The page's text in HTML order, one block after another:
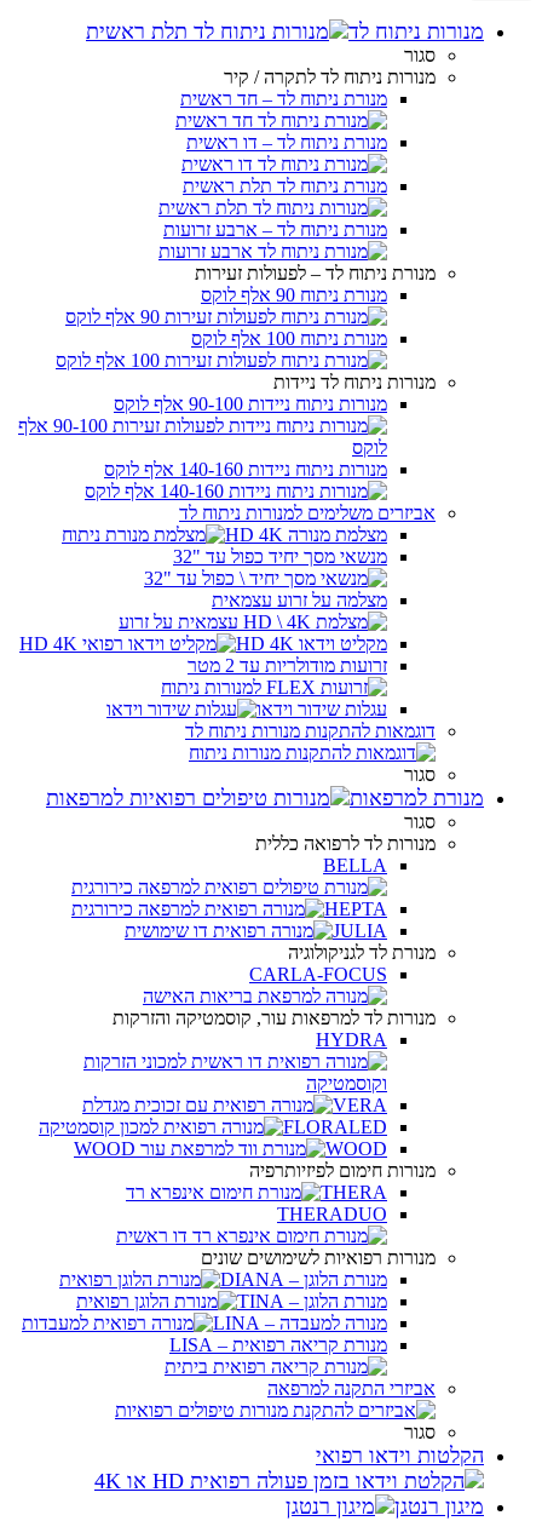
מנורות ניתוח לד
סגור
מנורות ניתוח לד לתקרה / קיר
מנורת ניתוח לד – חד ראשית
מנורת ניתוח לד – דו ראשית
מנורת ניתוח לד תלת ראשית
מנורת ניתוח לד – ארבע זרועות
מנורת ניתוח לד – לפעולות זעירות
מנורת ניתוח 90 אלף לוקס
מנורת ניתוח 100 אלף לוקס
מנורות ניתוח לד ניידות
מנורות ניתוח ניידות 90-100 אלף לוקס
מנורות ניתוח ניידות 140-160 אלף לוקס
אביזרים משלימים למנורות ניתוח לד
מצלמת מנורה HD 4K
מנשאי מסך יחיד כפול עד "32
מצלמה על זרוע עצמאית
מקליט וידאו HD 4K
זרועות מודולריות עד 2 מטר
עגלות שידור וידאו
דוגמאות להתקנות מנורות ניתוח לד
סגור
מנורת למרפאות
סגור
מנורות לד לרפואה כללית
BELLA
HEPTA
JULIA
מנורת לד לגניקולוגיה
CARLA-FOCUS
מנורות לד למרפאות עור, קוסמטיקה והזרקות
HYDRA
VERA
FLORALED
WOOD
מנורות חימום לפיזיותרפיה
THERA
THERADUO
מנורות רפואיות לשימושים שונים
מנורת הלוגן – DIANA
מנורת הלוגן – TINA
מנורה למעבדה – LINA
מנורת קריאה רפואית – LISA
אביזרי התקנה למרפאה
סגור
הקלטות וידאו רפואי
מיגון רנטגן